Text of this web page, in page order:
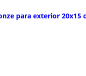
para exterior 20x15